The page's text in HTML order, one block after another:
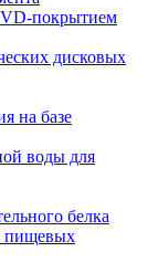
покрытием
дисковых
на базе
воды для
белка
пищевых